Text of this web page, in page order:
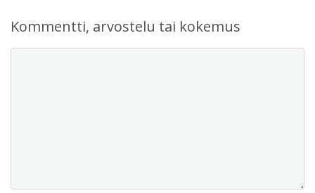
Kommentti, arvostelu tai kokemus